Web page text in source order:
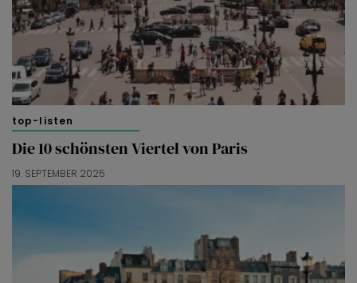
top-listen
Die 10 schönsten Viertel von Paris
19. SEPTEMBER 2025